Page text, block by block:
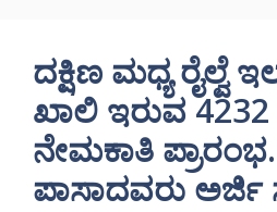
ದಕ್ಷಿಣ ಮಧ್ಯ ರೈಲ್ವೆ
ಖಾಲಿ ಇರುವ 4232
ನೇಮಕಾತಿ
ಪಾಸಾದವರು ಅರ್ಜಿ